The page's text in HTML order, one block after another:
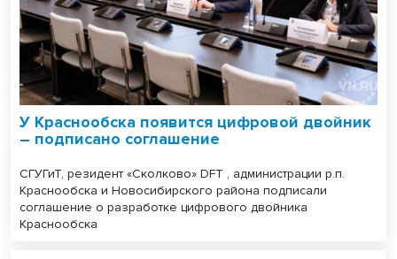
У Краснообска появится цифровой двойник
– подписано соглашение
СГУГиТ, резидент «Сколково» DFT , администрации р.п.
Краснообска и Новосибирского района подписали
соглашение о разработке цифрового двойника
Краснообска